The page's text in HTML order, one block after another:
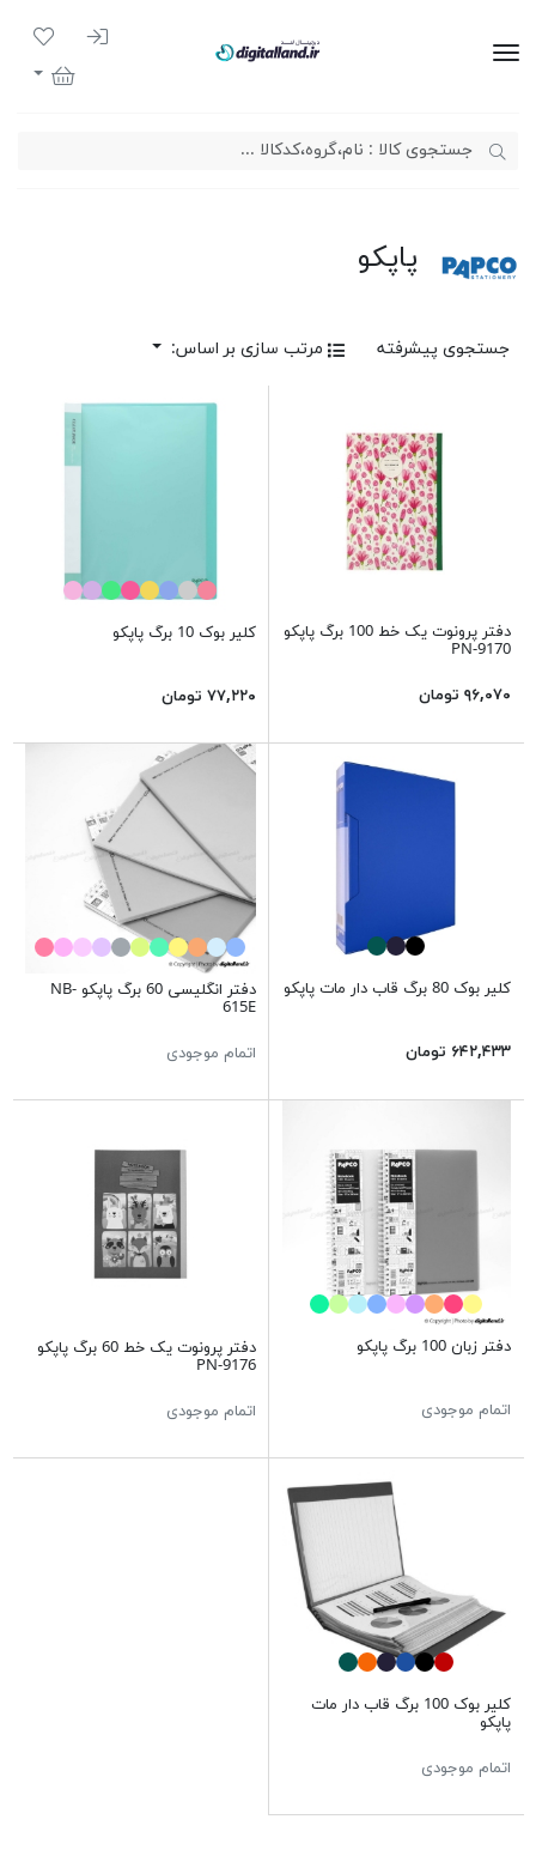
ورود به
لیست
سبد خرید
پاپکو
جستجوی پیشرفته مرتب سازی بر اساس:
دفتر پرونوت یک خط 100 برگ پاپکو
PN-9170
۹۶,۰۷۰ تومان
کلیر بوک 10 برگ پاپکو
۷۷,۲۲۰ تومان
کلیر بوک 80 برگ قاب دار مات پاپکو
۶۴۲,۴۳۳ تومان
دفتر انگلیسی 60 برگ پاپکو NB-
615E
اتمام موجودی
دفتر زبان 100 برگ پاپکو
اتمام موجودی
دفتر پرونوت یک خط 60 برگ پاپکو
PN-9176
اتمام موجودی
کلیر بوک 100 برگ قاب دار مات
پاپکو
اتمام موجودی